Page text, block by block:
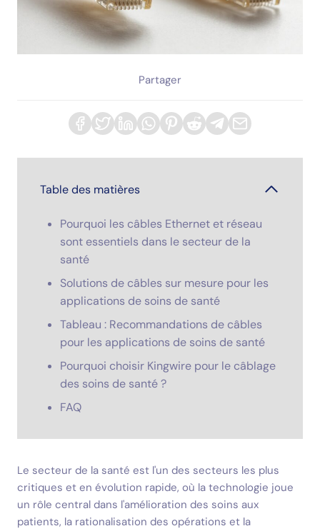
Partager
Table des matières
Pourquoi les câbles Ethernet et réseau
sont essentiels dans le secteur de la
santé
Solutions de câbles sur mesure pour les
applications de soins de santé
Tableau : Recommandations de câbles
pour les applications de soins de santé
Pourquoi choisir Kingwire pour le câblage
des soins de santé ?
FAQ
Le secteur de la santé est l'un des secteurs les plus
critiques et en évolution rapide, où la technologie joue
un rôle central dans l'amélioration des soins aux
patients, la rationalisation des opérations et la